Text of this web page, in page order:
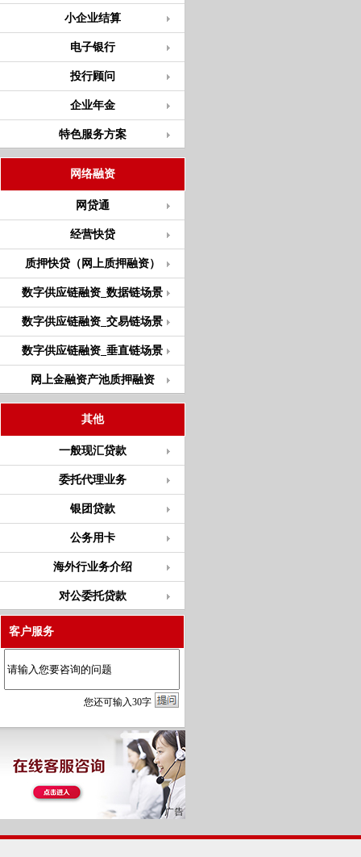
小企业结算
电子银行
投行顾问
企业年金
特色服务方案
网络融资
网贷通
经营快贷
质押快贷（网上质押融资）
数字供应链融资_数据链场景
数字供应链融资_交易链场景
数字供应链融资_垂直链场景
网上金融资产池质押融资
其他
一般现汇贷款
委托代理业务
银团贷款
公务用卡
海外行业务介绍
对公委托贷款
客户服务
您还可输入30字